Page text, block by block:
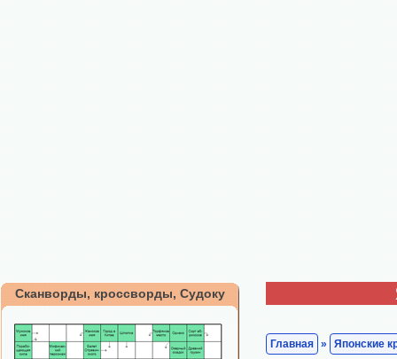
Сканворды, кроссворды, Судоку
Главная » Японские